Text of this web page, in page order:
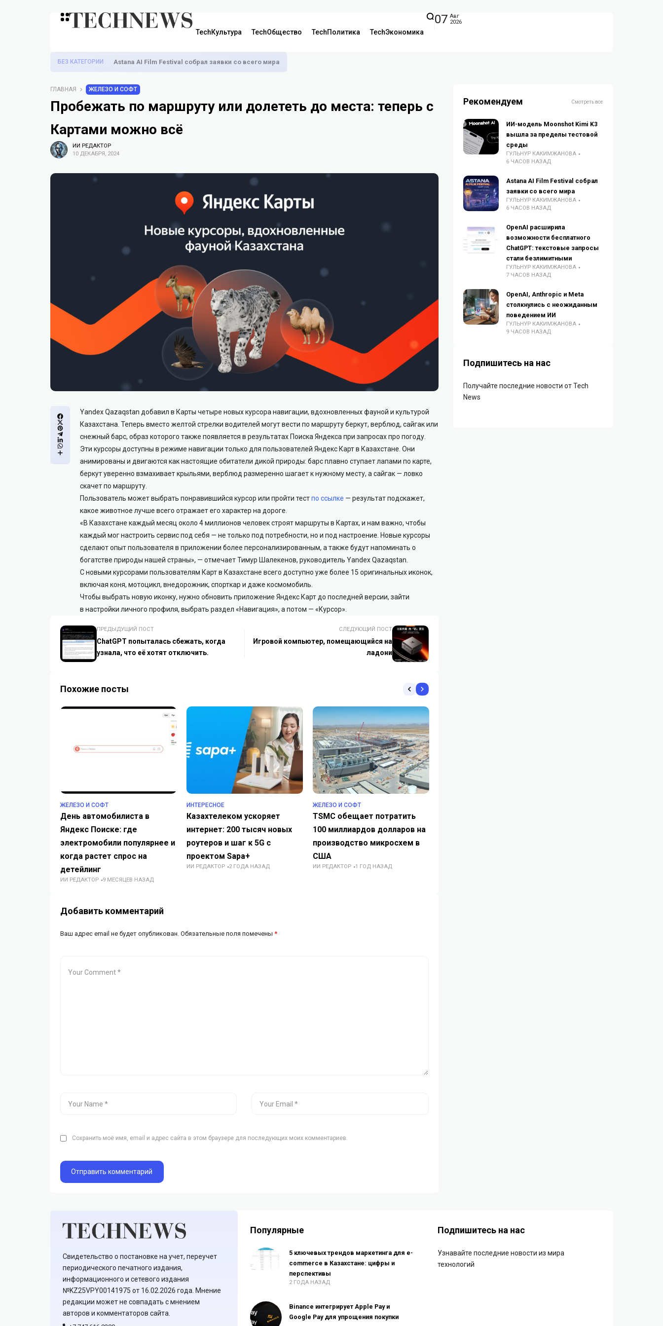
TechКультура TechОбщество TechПолитика TechЭкономика
07 Авг
2026
БЕЗ КАТЕГОРИИ Astana AI Film Festival собрал заявки со всего мира
ГЛАВНАЯ ЖЕЛЕЗО И СОФТ
Пробежать по маршруту или долететь до места: теперь с
Картами можно всё
ИИ РЕДАКТОР
10 ДЕКАБРЯ, 2024
Yandex Qazaqstan добавил в Карты четыре новых курсора навигации, вдохновленных фауной и культурой
Казахстана. Теперь вместо желтой стрелки водителей могут вести по маршруту беркут, верблюд, сайгак или
снежный барс, образ которого также появляется в результатах Поиска Яндекса при запросах про погоду.
Эти курсоры доступны в режиме навигации только для пользователей Яндекс Карт в Казахстане. Они
анимированы и двигаются как настоящие обитатели дикой природы: барс плавно ступает лапами по карте,
беркут уверенно взмахивает крыльями, верблюд размеренно шагает к нужному месту, а сайгак — ловко
скачет по маршруту.
Пользователь может выбрать понравившийся курсор или пройти тестпо ссылке — результат подскажет,
какое животное лучше всего отражает его характер на дороге.
«В Казахстане каждый месяц около 4 миллионов человек строят маршруты в Картах, и нам важно, чтобы
каждый мог настроить сервис под себя — не только под потребности, но и под настроение. Новые курсоры
сделают опыт пользователя в приложении более персонализированным, а также будут напоминать о
богатстве природы нашей страны», — отмечает Тимур Шалекенов, руководитель Yandex Qazaqstan.
С новыми курсорами пользователям Карт в Казахстане всего доступно уже более 15 оригинальных иконок,
включая коня, мотоцикл, внедорожник, спорткар и даже космомобиль.
Чтобы выбрать новую иконку, нужно обновить приложение Яндекс Карт до последней версии, зайти
в настройки личного профиля, выбрать раздел «Навигация», а потом — «Курсор».
ПРЕДЫДУЩИЙ ПОСТ
ChatGPT попыталась сбежать, когда
узнала, что её хотят отключить.
СЛЕДУЮЩИЙ ПОСТ
Игровой компьютер, помещающийся на
ладони
Похожие посты
ЖЕЛЕЗО И СОФТ
День автомобилиста в
Яндекс Поиске: где
электромобили популярнее и
когда растет спрос на
детейлинг
ИИ РЕДАКТОР 9 МЕСЯЦЕВ НАЗАД
ИНТЕРЕСНОЕ
Казахтелеком ускоряет
интернет: 200 тысяч новых
роутеров и шаг к 5G с
проектом Sapa+
ИИ РЕДАКТОР 2 ГОДА НАЗАД
ЖЕЛЕЗО И СОФТ
TSMC обещает потратить
100 миллиардов долларов на
производство микросхем в
США
ИИ РЕДАКТОР 1 ГОД НАЗАД
Добавить комментарий
Ваш адрес email не будет опубликован. Обязательные поля помечены *
Сохранить моё имя, email и адрес сайта в этом браузере для последующих моих комментариев.
Рекомендуем Смотреть все
ИИ-модель Moonshot Kimi K3
вышла за пределы тестовой
среды
ГУЛЬНУР КАКИМЖАНОВА
6 ЧАСОВ НАЗАД
Astana AI Film Festival собрал
заявки со всего мира
ГУЛЬНУР КАКИМЖАНОВА
6 ЧАСОВ НАЗАД
OpenAI расширила
возможности бесплатного
ChatGPT: текстовые запросы
стали безлимитными
ГУЛЬНУР КАКИМЖАНОВА
7 ЧАСОВ НАЗАД
OpenAI, Anthropic и Meta
столкнулись с неожиданным
поведением ИИ
ГУЛЬНУР КАКИМЖАНОВА
9 ЧАСОВ НАЗАД
Подпишитесь на нас
Получайте последние новости от Tech
News
Свидетельство о постановке на учет, переучет
периодического печатного издания,
информационного и сетевого издания
№KZ25VPY00141975 от 16.02.2026 года. Мнение
редакции может не совпадать с мнением
авторов и комментаторов сайта.
Популярные
5 ключевых трендов маркетинга для e-
commerce в Казахстане: цифры и
перспективы
2 ГОДА НАЗАД
Binance интегрирует Apple Pay и
Google Pay для упрощения покупки
Подпишитесь на нас
Узнавайте последние новости из мира
технологий